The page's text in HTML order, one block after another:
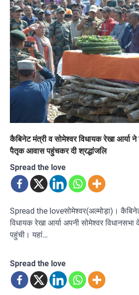
कैबिनेट मंत्री व सोमेश्वर विधायक रेखा आर्या
पैतृक आवास पहुंचकर दी श्रद्धांजलि
Spread the love
Spread the loveसोमेश्वर(अल्मोड़ा)।
विधायक रेखा आर्या अपनी सोमेश्वर विधानसभा
पहुंची। यहां…
Spread the love